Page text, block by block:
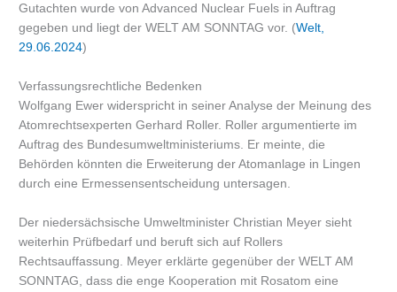
Gutachten wurde von Advanced Nuclear Fuels in Auftrag
gegeben und liegt der WELT AM SONNTAG vor. (Welt,
29.06.2024)
Verfassungsrechtliche Bedenken
Wolfgang Ewer widerspricht in seiner Analyse der Meinung des
Atomrechtsexperten Gerhard Roller. Roller argumentierte im
Auftrag des Bundesumweltministeriums. Er meinte, die
Behörden könnten die Erweiterung der Atomanlage in Lingen
durch eine Ermessensentscheidung untersagen.
Der niedersächsische Umweltminister Christian Meyer sieht
weiterhin Prüfbedarf und beruft sich auf Rollers
Rechtsauffassung. Meyer erklärte gegenüber der WELT AM
SONNTAG, dass die enge Kooperation mit Rosatom eine